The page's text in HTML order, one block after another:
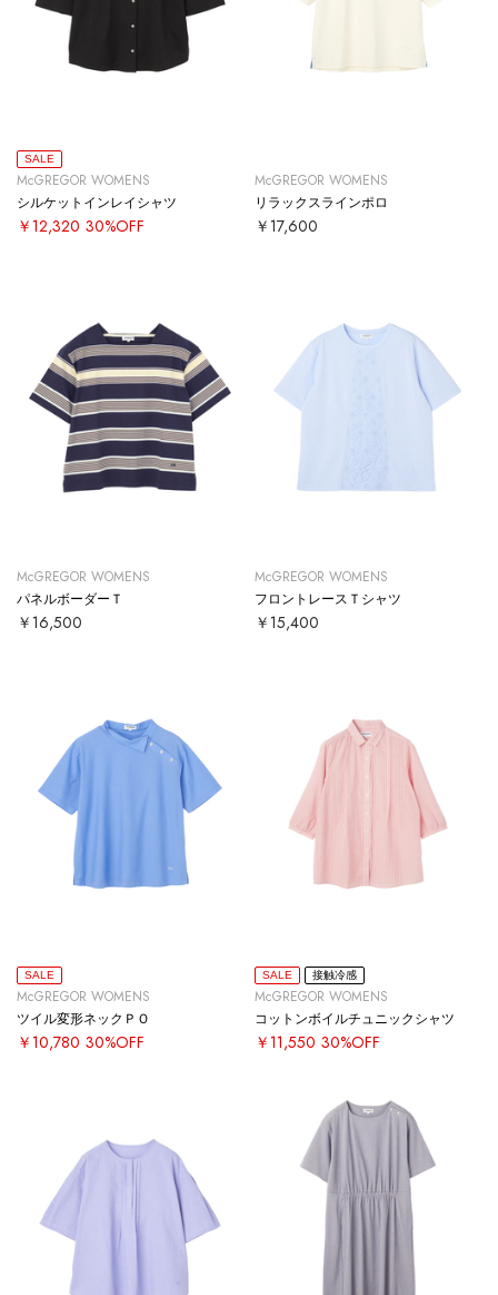
SALE
McGREGOR WOMENS
シルケットインレイシャツ
￥12,320 30%OFF
McGREGOR WOMENS
リラックスラインポロ
￥17,600
McGREGOR WOMENS
パネルボーダーＴ
￥16,500
McGREGOR WOMENS
フロントレースＴシャツ
￥15,400
SALE
McGREGOR WOMENS
ツイル変形ネックＰＯ
￥10,780 30%OFF
SALE 接触冷感
McGREGOR WOMENS
コットンボイルチュニックシャツ
￥11,550 30%OFF